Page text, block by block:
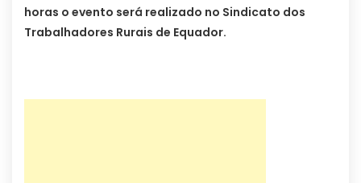
horas o evento será realizado no Sindicato dos
Trabalhadores Rurais de Equador.